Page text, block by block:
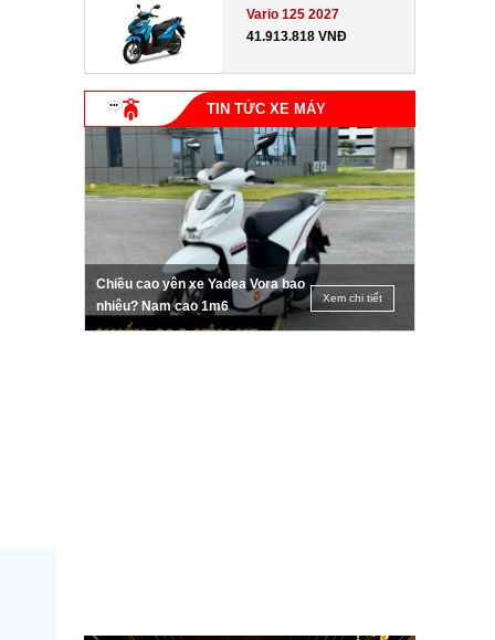
Vario 125 2027
41.913.818 VNĐ
TIN TỨC XE MÁY
Chiều cao yên xe Yadea Vora bao
nhiêu? Nam cao 1m6
Xem chi tiết